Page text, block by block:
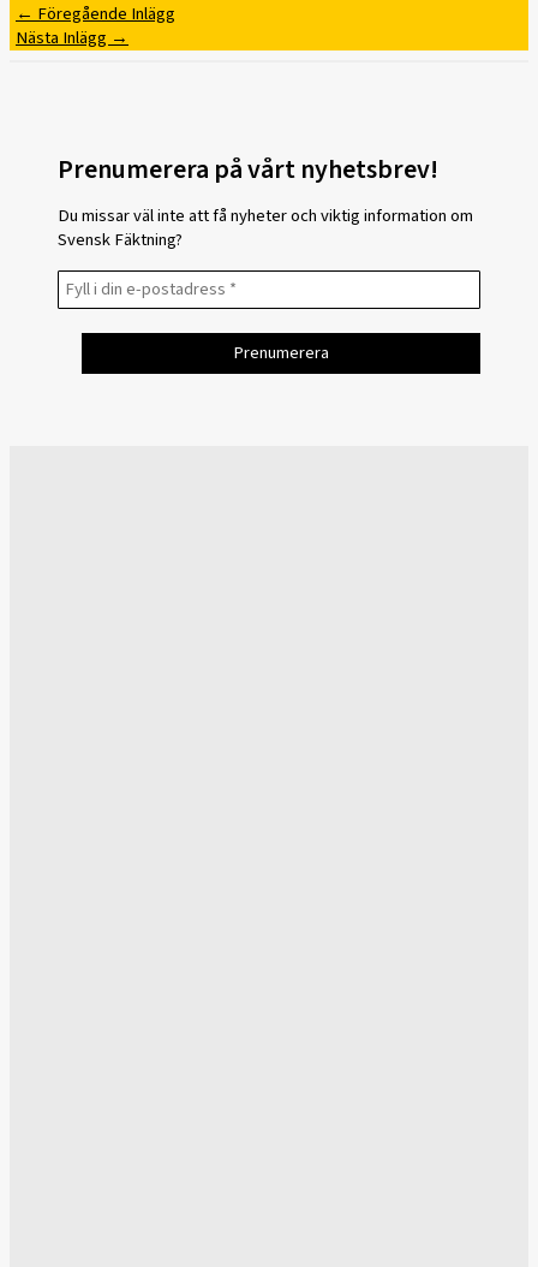
←Föregående Inlägg
Nästa Inlägg→
Prenumerera på vårt nyhetsbrev!
Du missar väl inte att få nyheter och viktig information om
Svensk Fäktning?